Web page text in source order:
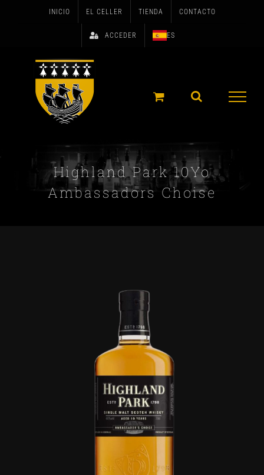
INICIO EL CELLER TIENDA CONTACTO
ACCEDER ES
Highland Park 10Yo
Ambassadors Choise